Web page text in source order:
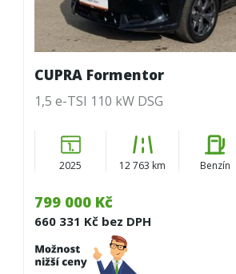
799 000 Kč
660 331 Kč bez DPH
CUPRA Formentor
1,5 e-TSI 110 kW DSG
2025 12 763 km Benzín